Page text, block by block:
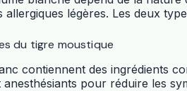
légères. Les deux
du tigre moustique
contiennent des ingrédients
pour réduire les